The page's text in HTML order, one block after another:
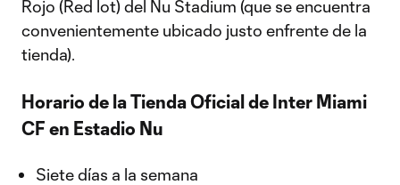
Rojo (Red lot) del Nu Stadium (que se encuentra
convenientemente ubicado justo enfrente de la
tienda).
Horario de la Tienda Oficial de Inter Miami
CF en Estadio Nu
Siete días a la semana